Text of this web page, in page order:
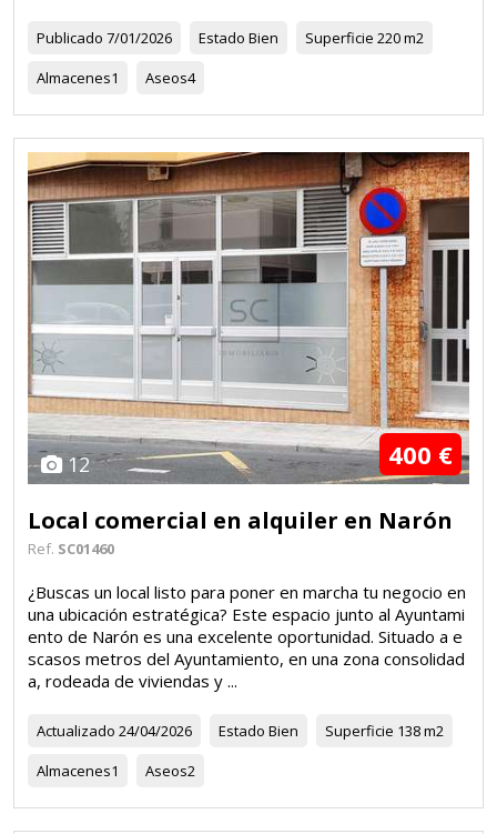
Publicado 7/01/2026 Estado Bien Superficie 220 m2
Almacenes1 Aseos4
12 400 €
Local comercial en alquiler en Narón
Ref. SC01460
¿Buscas un local listo para poner en marcha tu negocio en
una ubicación estratégica? Este espacio junto al Ayuntami
ento de Narón es una excelente oportunidad. Situado a e
scasos metros del Ayuntamiento, en una zona consolidad
a, rodeada de viviendas y ...
Actualizado 24/04/2026 Estado Bien Superficie 138 m2
Almacenes1 Aseos2